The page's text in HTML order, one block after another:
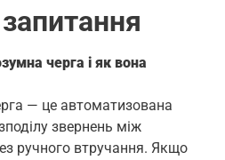
черга і як вона
— це автоматизована
звернень між
ручного втручання. Якщо